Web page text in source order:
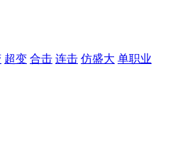
超变 合击 连击 仿盛大 单职业